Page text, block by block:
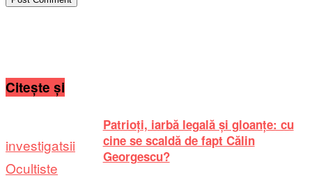
Citește și
investigatsii
Ocultiste
Patrioți, iarbă legală și gloanțe: cu
cine se scaldă de fapt Călin
Georgescu?